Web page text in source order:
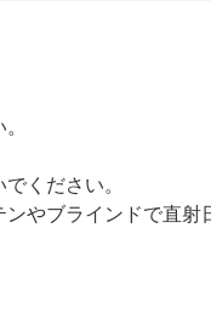
ください。
やブラインドで直射